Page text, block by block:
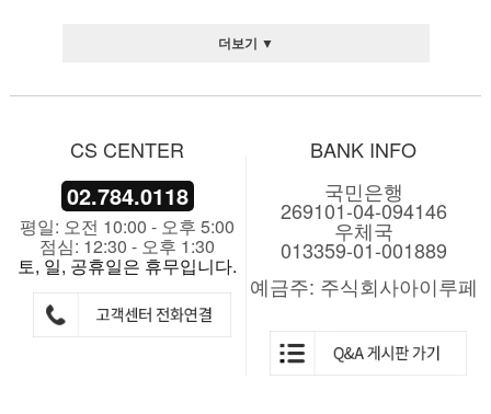
더보기 ▼
CS CENTER
02.784.0118
평일: 오전 10:00 - 오후 5:00
점심: 12:30 - 오후 1:30
토, 일, 공휴일은 휴무입니다.
BANK INFO
국민은행
269101-04-094146
우체국
013359-01-001889
예금주: 주식회사아이루페